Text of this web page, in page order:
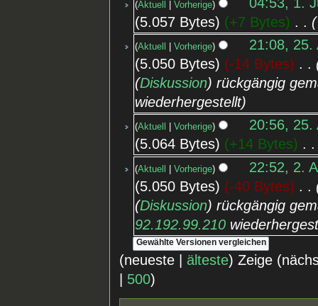
Aktuell Vorherige
5.057 Bytes
+7 Bytes
Aktuell Vorherige
21:08, 25.
5.050 Bytes
-14 Bytes
(Diskussion) rückgängig
wiederhergestellt
Aktuell Vorherige
20:56, 25.
5.064 Bytes
+14 Bytes
Aktuell Vorherige
22:52, 2.
5.050 Bytes
-40 Bytes
(Diskussion) rückgängig
92.192.99.210
(neueste | älteste) Zeige
500)